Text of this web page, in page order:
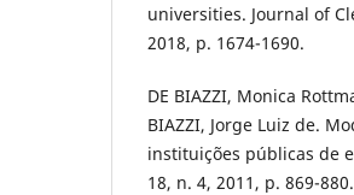
universities. Journal of
2018, p. 1674-1690.
DE BIAZZI, Monica
BIAZZI, Jorge Luiz de.
instituições públicas de
18, n. 4, 2011, p. 869-880.